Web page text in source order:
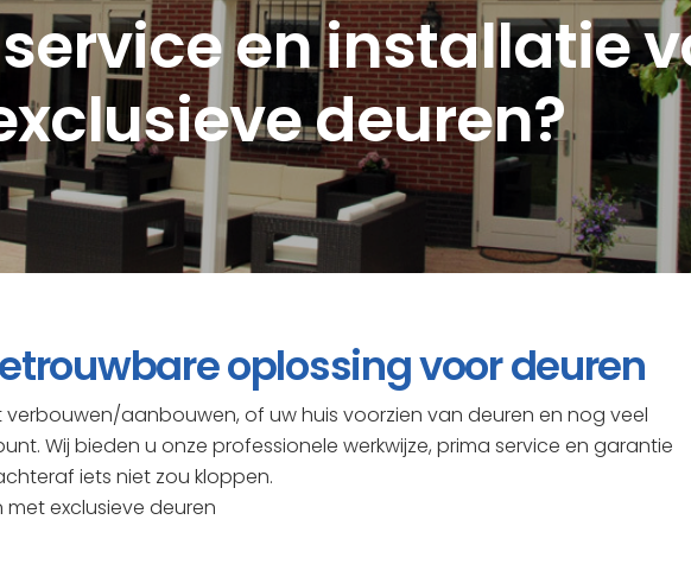
en installatie
deuren?
oplossing voor deuren
aanbouwen, of uw huis voorzien van deuren en nog veel
Wij bieden u onze professionele werkwijze, prima service en garantie
iets niet zou kloppen.
exclusieve deuren